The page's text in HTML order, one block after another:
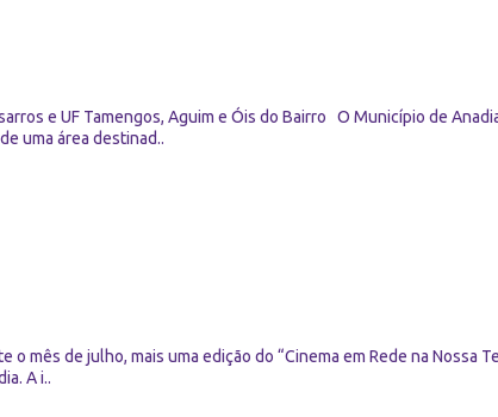
e UF Tamengos, Aguim e Óis do Bairro O Município de
uma área destinad..
mês de julho, mais uma edição do “Cinema em Rede na Nossa
A i..